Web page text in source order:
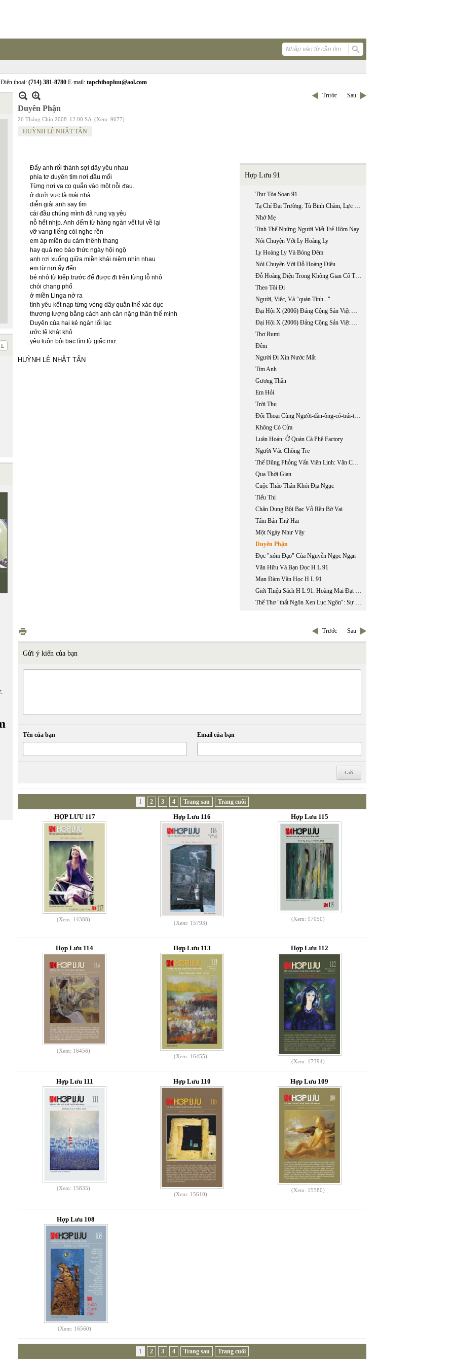
thoại: (714) 381-8780 E-mail: tapchihopluu@aol.com
Trước Sau
Duyên Phận
26 Tháng Chín 2008 12:00 SA (Xem: 9677)
HUỲNH LÊ NHẬT TẤN
Hợp Lưu 91
Thư Tòa Soạn 91
Tạ Chí Đại Trường: Tù Binh Chàm, Lực Lượng Sản Xuất Riêng Biệt Của Lí
Nhớ Mẹ
Tình Thế Những Người Viết Trẻ Hôm Nay
Nói Chuyện Với Ly Hoàng Ly
Ly Hoàng Ly Và Bóng Đêm
Nói Chuyện Với Đỗ Hoàng Diệu
Đỗ Hoàng Diệu Trong Không Gian Cổ Tích Huyền Ảo
Theo Tôi Đi
Người, Việc, Và "quán Tính..."
Đại Hội X (2006) Đảng Cộng Sản Việt Nam:một Đại Hội Tiền Chế (phần 1)
Đại Hội X (2006) Đảng Cộng Sản Việt Nam:một Đại Hội Tiền Chế (phần 2)
Thơ Rumi
Đêm
Người Đi Xin Nước Mắt
Tìm Anh
Gương Thần
Em Hỏi
Trời Thu
Đối Thoại Cùng Người-đàn-ông-có-trái-tim-bên-phải
Không Có Cửa
Luân Hoán: Ở Quán Cà Phê Factory
Người Vác Chõng Tre
Thế Dũng Phỏng Vấn Viên Linh: Văn Chương Tôi Không Phục Vụ Niềm Vui
Qua Thời Gian
Cuộc Tháo Thân Khỏi Địa Ngục
Tiểu Thi
Chân Dung Bội Bạc Vỗ Rền Bờ Vai
Tấm Bản Thứ Hai
Một Ngày Như Vậy
Duyên Phận
Đọc "xóm Đạo" Của Nguyễn Ngọc Ngạn
Văn Hữu Và Bạn Đọc H L 91
Mạn Đàm Văn Học H L 91
Giới Thiệu Sách H L 91: Hoàng Mai Đạt Phụ Trách
Thể Thơ "thất Ngôn Xen Lục Ngôn": Sự Sáng Tạo Thể Loại Đầu Tiên Trong Lịch Sử Văn Học Việt Nam
Đẩy anh rối thành sợi dây yêu nhau
phía tơ duyên tìm nơi đầu mối
Từng nơi va cọ quắn vào một nỗi đau.
ở dưới vực là mái nhà
diễn giải anh say tìm
cái đầu chúng mình đã rung vạ yêu
nỗ hết nhịp. Anh đếm từ hàng ngàn vết lui về lại
vỡ vang tiếng còi nghe rền
em áp miền du cảm thênh thang
hay quả reo báo thức ngày hội ngộ
anh rơi xuống giữa miền khái niệm nhìn nhau
em từ nơi ấy đến
bé nhỏ từ kiếp trước để được đi trên từng lỗ nhỏ
chói chang phố
ở miền Linga nở ra
tình yêu kết nạp từng vòng dây quằn thể xác dục
thương lượng bằng cách anh cân nặng thân thể mình
Duyên của hai kẻ ngàn lối lạc
ước lệ khát khô
yêu luôn bội bạc tìm từ giấc mơ.
HUỲNH LÊ NHẬT TẤN
Trước Sau
Gửi ý kiến của bạn
Tên của bạn Email của bạn
1 2 3 4 Trang sau Trang cuối
HỢP LƯU 117
(Xem: 14388)
Hợp Lưu 116
(Xem: 15793)
Hợp Lưu 115
(Xem: 17050)
Hợp Lưu 114
(Xem: 16456)
Hợp Lưu 113
(Xem: 16455)
Hợp Lưu 112
(Xem: 17394)
Hợp Lưu 111
(Xem: 15835)
Hợp Lưu 110
(Xem: 15610)
Hợp Lưu 109
(Xem: 15580)
Hợp Lưu 108
(Xem: 16560)
1 2 3 4 Trang sau Trang cuối